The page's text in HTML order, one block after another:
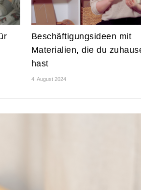
Beschäftigungsideen mit
Materialien, die du
hast
4. August 2024